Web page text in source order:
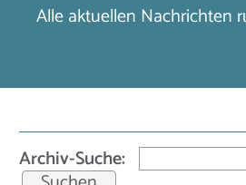
Alle aktuellen Nachrichten
Archiv-Suche: